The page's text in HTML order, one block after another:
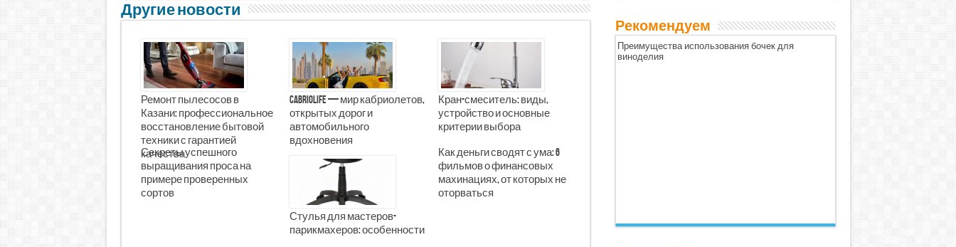
Другие новости
Ремонт пылесосов в
Казани: профессиональное
восстановление бытовой
техники с гарантией
качества
CabrioLife — мир кабриолетов,
открытых дорог и
автомобильного
вдохновения
Кран-смеситель: виды,
устройство и основные
критерии выбора
Секреты успешного
выращивания проса на
примере проверенных
сортов
Стулья для мастеров-
парикмахеров: особенности
Как деньги сводят с ума: 6
фильмов о финансовых
махинациях, от которых не
оторваться
Рекомендуем
Преимущества использования бочек для
виноделия